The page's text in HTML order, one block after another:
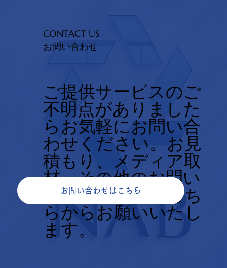
CONTACT US
お問い合わせ
ご提供サービスのご
不明点がありました
らお気軽にお問い合
わせください。お見
積もり、メディア取
材、その他のお問い
合せについてもこち
らからお願いいたし
ます。
お問い合わせはこちら